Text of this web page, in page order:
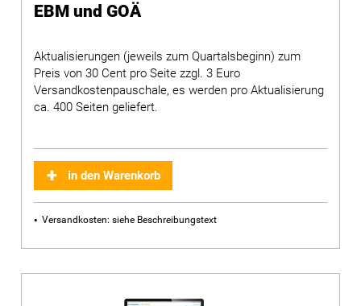
EBM und GOÄ
Aktualisierungen (jeweils zum Quartalsbeginn) zum
Preis von 30 Cent pro Seite zzgl. 3 Euro
Versandkostenpauschale, es werden pro Aktualisierung
ca. 400 Seiten geliefert.
in den Warenkorb
Versandkosten: siehe Beschreibungstext